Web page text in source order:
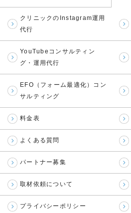
クリニックのInstagram運用
代行
YouTubeコンサルティン
グ・運用代行
EFO（フォーム最適化）コン
サルティング
料金表
よくある質問
パートナー募集
取材依頼について
プライバシーポリシー